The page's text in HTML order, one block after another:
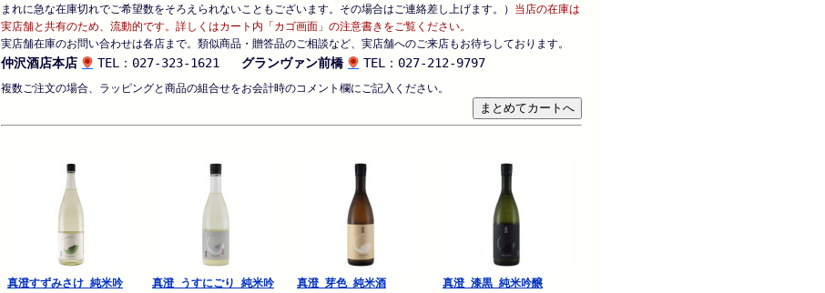
まれに急な在庫切れでご希望数をそろえられないこともございます。その場合はご連絡差し上げます。） 当店の在庫は
実店舗と共有のため、流動的です。詳しくはカート内「カゴ画面」の注意書きをご覧ください。
実店舗在庫のお問い合わせは各店まで。類似商品・贈答品のご相談など、実店舗へのご来店もお待ちしております。
仲沢酒店本店 TEL：027-323-1621 グランヴァン前橋 TEL：027-212-9797
複数ご注文の場合、ラッピングと商品の組合せをお会計時のコメント欄にご記入ください。
真澄すずみさけ 純米吟
真澄 うすにごり 純米吟
真澄 芽色 純米酒
真澄 漆黒 純米吟醸